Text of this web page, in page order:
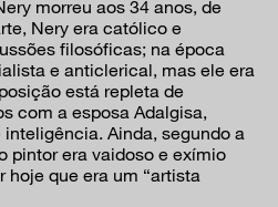
morreu aos 34 anos, de
Nery era católico e
filosóficas; na época
e anticlerical, mas ele era
está repleta de
com a esposa Adalgisa,
Ainda, segundo a
pintor era vaidoso e exímio
hoje que era um “artista